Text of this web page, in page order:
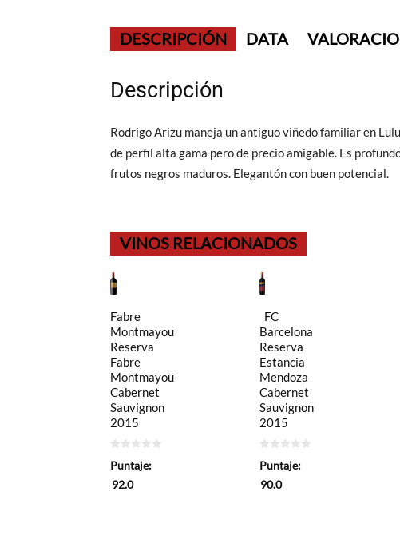
DESCRIPCIÓN DATA
Descripción
Rodrigo Arizu maneja un antiguo viñedo familiar en
de perfil alta gama pero de precio amigable. Es
frutos negros maduros. Elegantón con buen potencial.
VINOS RELACIONADOS
Fabre
Montmayou
Reserva
Fabre
Montmayou
Cabernet
Sauvignon
2015
de
Puntaje:
92.0
FC
Barcelona
Reserva
Estancia
Mendoza
Cabernet
Sauvignon
2015
de
Puntaje:
90.0